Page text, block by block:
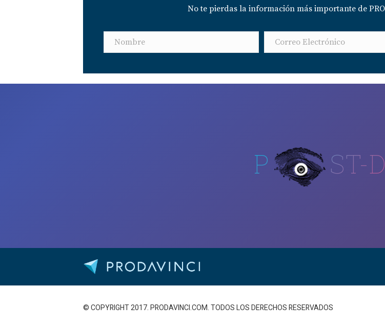
No te pierdas la información más importante de
P ST-
© COPYRIGHT 2017. PRODAVINCI.COM. TODOS LOS DERECHOS RESERVADOS